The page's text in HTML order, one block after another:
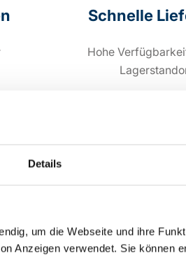
Details
um die Webseite und ihre
Anzeigen verwendet. Sie können
Schnelle
Hohe